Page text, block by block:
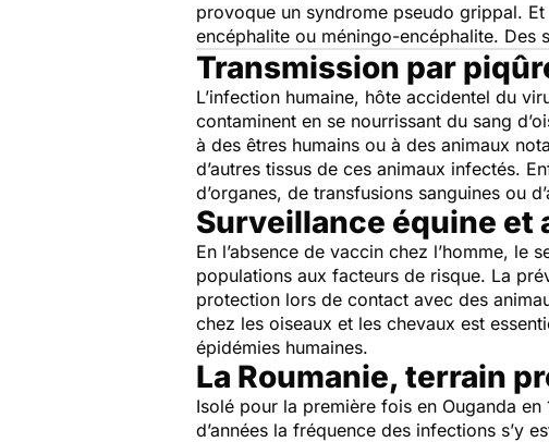
provoque un syndrome pseudo grippal.
encéphalite ou méningo-encéphalite. Des
Transmission par
L’infection humaine, hôte accidentel du
contaminent en se nourrissant du sang
à des êtres humains ou à des animaux
d’autres tissus de ces animaux infectés.
d’organes, de transfusions sanguines ou
Surveillance équine et
En l’absence de vaccin chez l’homme, le
populations aux facteurs de risque. La
protection lors de contact avec des
chez les oiseaux et les chevaux est
épidémies humaines.
La Roumanie, terrain
Isolé pour la première fois en Ouganda
d’années la fréquence des infections s’y